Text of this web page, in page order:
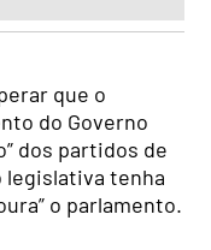
que o
do Governo
dos partidos de
legislativa tenha
o parlamento.